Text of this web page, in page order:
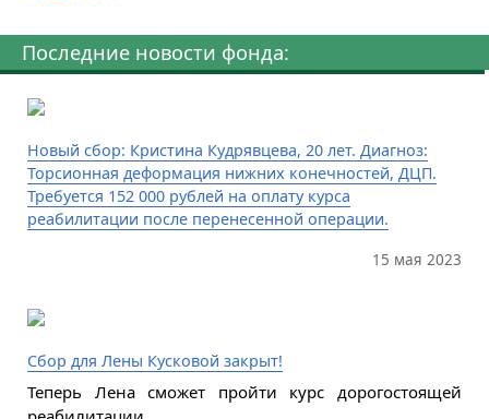
Последние новости фонда:
Новый сбор: Кристина Кудрявцева, 20 лет. Диагноз:
Торсионная деформация нижних конечностей, ДЦП.
Требуется 152 000 рублей на оплату курса
реабилитации после перенесенной операции.
15 мая 2023
Сбор для Лены Кусковой закрыт!
Теперь Лена сможет пройти курс дорогостоящей